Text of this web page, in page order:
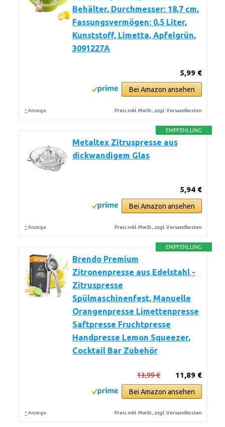
Behälter, Durchmesser: 18,7 cm,
Fassungsvermögen: 0,5 Liter,
Kunststoff, Limetta, Apfelgrün,
3091227A
5,99 €
Bei Amazon ansehen
* Anzeige Preis inkl. MwSt., zzgl. Versandkosten
EMPFEHLUNG
Metaltex Zitruspresse aus
dickwandigem Glas
5,94 €
Bei Amazon ansehen
* Anzeige Preis inkl. MwSt., zzgl. Versandkosten
EMPFEHLUNG
Brendo Premium
Zitronenpresse aus Edelstahl -
Zitruspresse
Spülmaschinenfest, Manuelle
Orangenpresse Limettenpresse
Saftpresse Fruchtpresse
Handpresse Lemon Squeezer,
Cocktail Bar Zubehör
11,89 €
13,99 €
Bei Amazon ansehen
* Anzeige Preis inkl. MwSt., zzgl. Versandkosten